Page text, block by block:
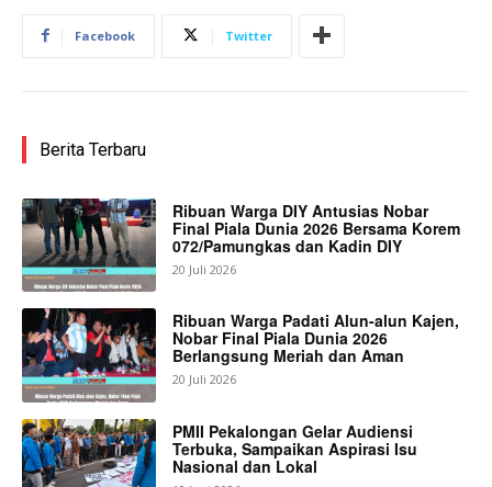
Facebook Twitter
Berita Terbaru
Ribuan Warga DIY Antusias Nobar
Final Piala Dunia 2026 Bersama Korem
072/Pamungkas dan Kadin DIY
20 Juli 2026
Ribuan Warga Padati Alun-alun Kajen,
Nobar Final Piala Dunia 2026
Berlangsung Meriah dan Aman
20 Juli 2026
PMII Pekalongan Gelar Audiensi
Terbuka, Sampaikan Aspirasi Isu
Nasional dan Lokal